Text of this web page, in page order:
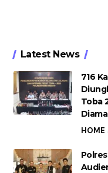
Latest News
716
Toba
HOME